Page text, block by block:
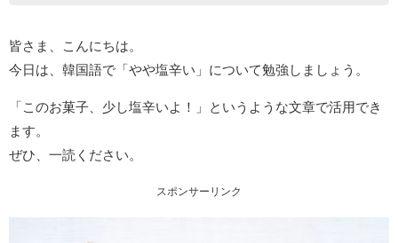
皆さま、こんにちは。
今日は、韓国語で「やや塩辛い」について勉強しましょう。
「このお菓子、少し塩辛いよ！」というような文章で活用でき
ます。
ぜひ、一読ください。
スポンサーリンク